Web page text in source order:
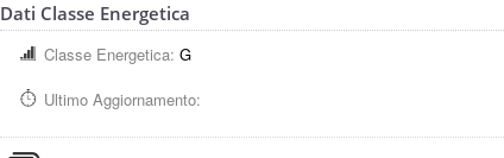
Dati Classe Energetica
Classe Energetica: G
Ultimo Aggiornamento: